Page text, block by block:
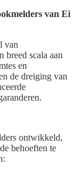
van Ei
van
breed scala aan
en
de dreiging van
ontwikkeld,
behoeften te